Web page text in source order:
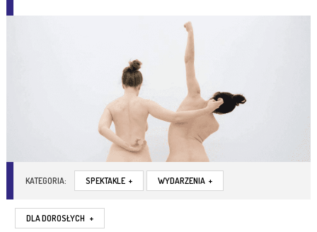
KATEGORIA: SPEKTAKLE + WYDARZENIA +
DLA DOROSŁYCH +